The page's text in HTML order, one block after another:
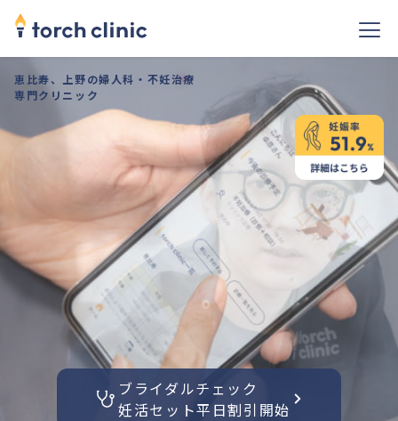
ブライダルチェック
妊活セット平日割引開始
恵比寿、上野の婦人科・不妊治療
専門クリニック